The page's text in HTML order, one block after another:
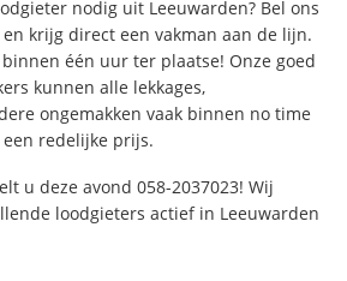
nodig uit Leeuwarden? Bel ons
en krijg direct een vakman aan de lijn.
één uur ter plaatse! Onze goed
kunnen alle lekkages,
ongemakken vaak binnen no time
redelijke prijs.
u deze avond 058-2037023! Wij
loodgieters actief in Leeuwarden